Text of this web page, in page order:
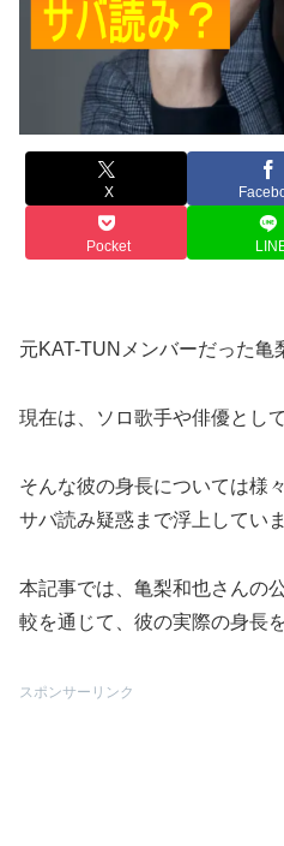
X
Pocket
元KAT-TUNメンバーだった亀
現在は、ソロ歌手や俳優とし
そんな彼の身長については様
サバ読み疑惑まで浮上していま
本記事では、亀梨和也さんの
較を通じて、彼の実際の身長
スポンサーリンク